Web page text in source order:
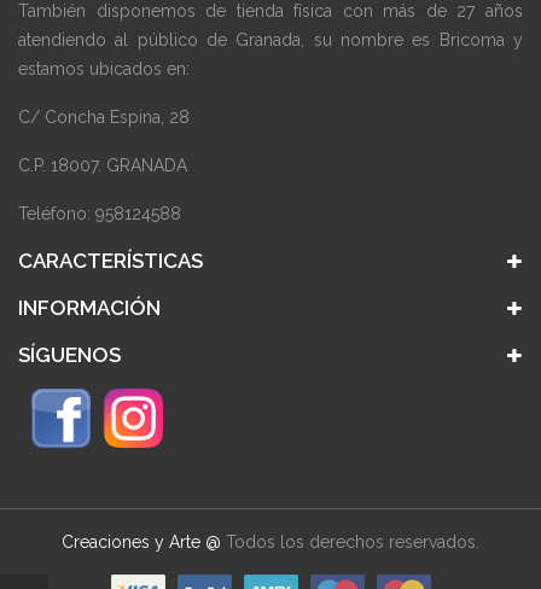
También disponemos de tienda física con más de 27 años
atendiendo al público de Granada, su nombre es Bricoma y
estamos ubicados en:
C/ Concha Espina, 28
C.P. 18007. GRANADA
Teléfono: 958124588
CARACTERÍSTICAS
INFORMACIÓN
SÍGUENOS
Creaciones y Arte @ Todos los derechos reservados.